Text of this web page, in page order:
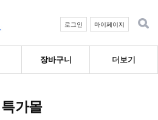
마이페이지
로그인
장바구니 더보기
특가몰